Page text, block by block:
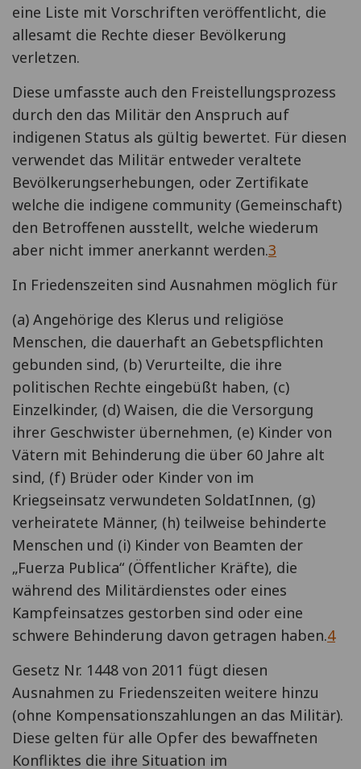
eine Liste mit Vorschriften veröffentlicht, die
allesamt die Rechte dieser Bevölkerung
verletzen.
Diese umfasste auch den Freistellungsprozess
durch den das Militär den Anspruch auf
indigenen Status als gültig bewertet. Für diesen
verwendet das Militär entweder veraltete
Bevölkerungserhebungen, oder Zertifikate
welche die indigene community (Gemeinschaft)
den Betroffenen ausstellt, welche wiederum
aber nicht immer anerkannt werden.3
In Friedenszeiten sind Ausnahmen möglich für
(a) Angehörige des Klerus und religiöse
Menschen, die dauerhaft an Gebetspflichten
gebunden sind, (b) Verurteilte, die ihre
politischen Rechte eingebüßt haben, (c)
Einzelkinder, (d) Waisen, die die Versorgung
ihrer Geschwister übernehmen, (e) Kinder von
Vätern mit Behinderung die über 60 Jahre alt
sind, (f) Brüder oder Kinder von im
Kriegseinsatz verwundeten SoldatInnen, (g)
verheiratete Männer, (h) teilweise behinderte
Menschen und (i) Kinder von Beamten der
„Fuerza Publica“ (Öffentlicher Kräfte), die
während des Militärdienstes oder eines
Kampfeinsatzes gestorben sind oder eine
schwere Behinderung davon getragen haben.4
Gesetz Nr. 1448 von 2011 fügt diesen
Ausnahmen zu Friedenszeiten weitere hinzu
(ohne Kompensationszahlungen an das Militär).
Diese gelten für alle Opfer des bewaffneten
Konfliktes die ihre Situation im